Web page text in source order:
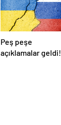
Peş peşe
açıklamalar geldi!